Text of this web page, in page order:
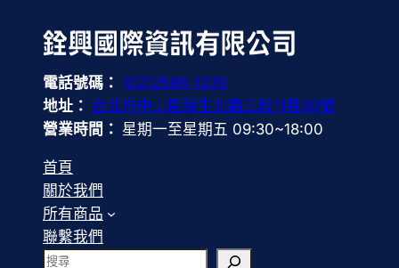
電話號碼： (02)2598-1239
地址： 台北市中山區新生北路三段11巷30號
營業時間： 星期一至星期五 09:30~18:00
首頁
關於我們
所有商品
聯繫我們
搜